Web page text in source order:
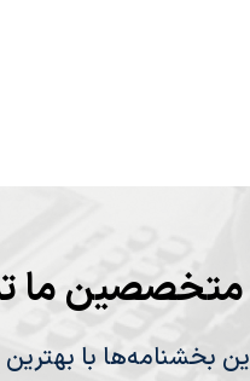
متخصصین ما
بخشنامه‌ها با